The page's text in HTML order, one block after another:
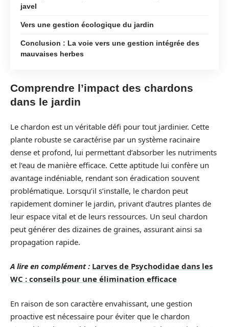
javel
Vers une gestion écologique du jardin
Conclusion : La voie vers une gestion intégrée des
mauvaises herbes
Comprendre l’impact des chardons
dans le jardin
Le chardon est un véritable défi pour tout jardinier. Cette
plante robuste se caractérise par un système racinaire
dense et profond, lui permettant d’absorber les nutriments
et l’eau de manière efficace. Cette aptitude lui confère un
avantage indéniable, rendant son éradication souvent
problématique. Lorsqu’il s’installe, le chardon peut
rapidement dominer le jardin, privant d’autres plantes de
leur espace vital et de leurs ressources. Un seul chardon
peut générer des dizaines de graines, assurant ainsi sa
propagation rapide.
A lire en complément : Larves de Psychodidae dans les
WC : conseils pour une élimination efficace
En raison de son caractère envahissant, une gestion
proactive est nécessaire pour éviter que le chardon